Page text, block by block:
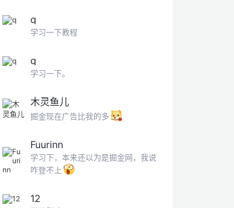
q
学习一下教程
q
学习一下。
木灵鱼儿
掘金现在广告比我的多
Fuurinn
学习下，本来还以为是掘金网，我说
咋登不上
12